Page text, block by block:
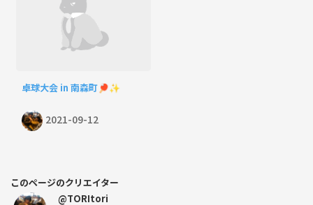
卓球大会 in 南森町🏓✨
2021-09-12
このページのクリエイター
@TORItori